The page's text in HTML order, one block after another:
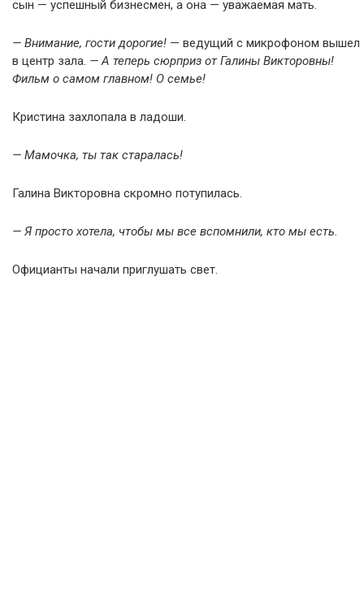
сын — успешный бизнесмен, а она — уважаемая мать.
— Внимание, гости дорогие! — ведущий с микрофоном вышел
в центр зала. — А теперь сюрприз от Галины Викторовны!
Фильм о самом главном! О семье!
Кристина захлопала в ладоши.
— Мамочка, ты так старалась!
Галина Викторовна скромно потупилась.
— Я просто хотела, чтобы мы все вспомнили, кто мы есть.
Официанты начали приглушать свет.